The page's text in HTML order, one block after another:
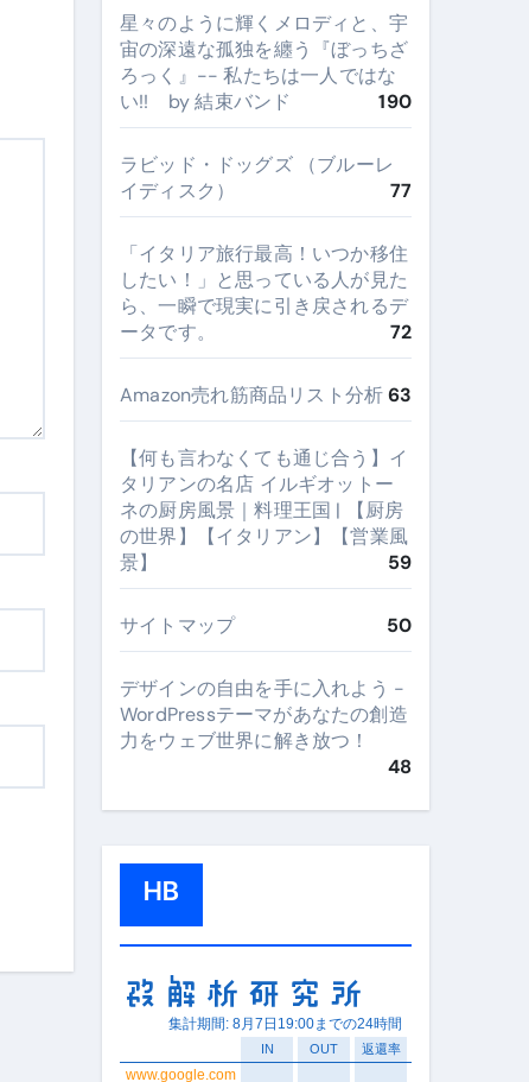
星々のように輝くメロディと、宇
宙の深遠な孤独を纏う『ぼっちざ
ろっく』-- 私たちは一人ではな
い!! by 結束バンド
190
ラビッド・ドッグズ （ブルーレ
イディスク）
77
​「イタリア旅行最高！いつか移住
したい！」と思っている人が見た
ら、一瞬で現実に引き戻されるデ
ータです。
72
Amazon売れ筋商品リスト分析63
【何も言わなくても通じ合う】イ
タリアンの名店 イルギオットー
ネの厨房風景｜料理王国 | 【厨房
の世界】【イタリアン】【営業風
景】
59
サイトマップ 50
デザインの自由を手に入れよう -
WordPressテーマがあなたの創造
力をウェブ世界に解き放つ！
48
HB